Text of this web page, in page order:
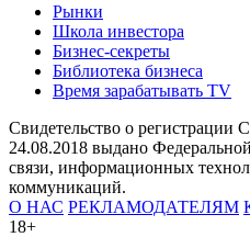
Рынки
Школа инвестора
Бизнес-секреты
Библиотека бизнеса
Время зарабатывать TV
Свидетельство о
24.08.2018 выдано
связи, информационных
коммуникаций.
О НАС РЕКЛАМОДАТЕЛЯМ
18+